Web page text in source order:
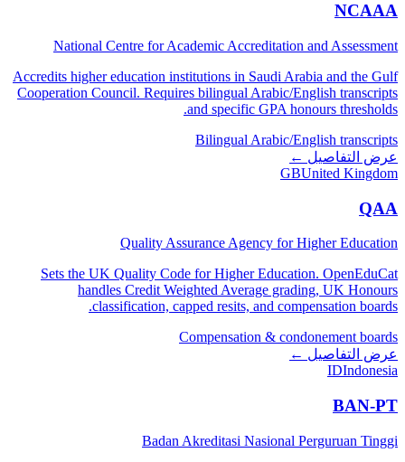
NCAAA
National Centre for Academic Accreditation and Assessment
Accredits higher education institutions in Saudi Arabia and the Gulf
Cooperation Council. Requires bilingual Arabic/English transcripts
and specific GPA honours thresholds.
Bilingual Arabic/English transcripts
عرض التفاصيل ←
GBUnited Kingdom
QAA
Quality Assurance Agency for Higher Education
Sets the UK Quality Code for Higher Education. OpenEduCat
handles Credit Weighted Average grading, UK Honours
classification, capped resits, and compensation boards.
Compensation & condonement boards
عرض التفاصيل ←
IDIndonesia
BAN-PT
Badan Akreditasi Nasional Perguruan Tinggi